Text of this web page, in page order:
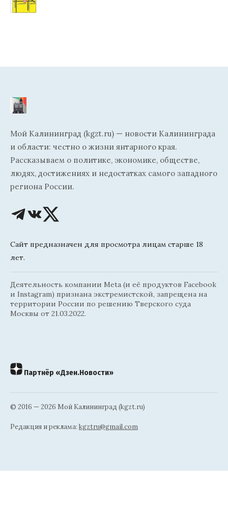
Мой Калининград (kgzt.ru) — новости Калининграда
и области: честно о жизни янтарного края.
Рассказываем о политике, экономике, обществе,
людях, достижениях и недостатках самого западного
региона России.
Сайт предназначен для просмотра лицам старше 18
лет.
Деятельность компании Meta (и её продуктов Facebook
и Instagram) признана экстремистской, запрещена на
территории России по решению Тверского суда
Москвы от 21.03.2022.
Партнёр «Дзен.Новости»
© 2016 — 2026 Мой Калининград (kgzt.ru)
Редакция и реклама: kgztru@gmail.com